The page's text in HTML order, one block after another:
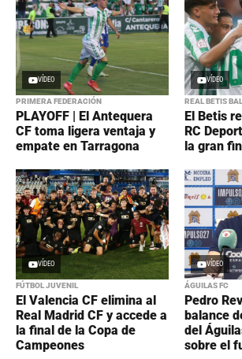
VÍDEO
PRIMERA FEDERACIÓN
PLAYOFF | El Antequera
CF toma ligera ventaja y
empate en Tarragona
VÍDEO
REAL BETIS
El Betis
RC
la gran
VÍDEO
FÚTBOL JUVENIL
El Valencia CF elimina al
Real Madrid CF y accede a
la final de la Copa de
Campeones
VÍDEO
ÁGUILAS FC
Pedro
balance
del
sobre el